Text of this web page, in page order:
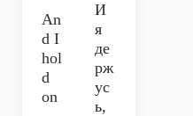
An
d I
hol
d
on
И
я
де
рж
ус
ь,